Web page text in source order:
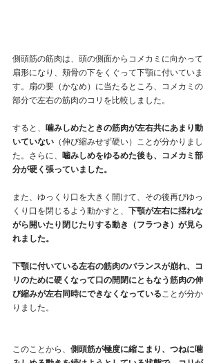
側頭筋の筋肉は、頭の側面からコメカミに向かって
扇形になり、頬骨の下をくぐって下顎に付いていま
す。扇の要（かなめ）に当たるところ、コメカミの
部分で左右の筋肉のコリを比較しました。
すると、 噛みしめたときの筋肉が左右共にあまり動
いていない （伸び縮みせず硬い）ことが分かりまし
た。さらに、 噛みしめをゆるめた後も、コメカミ部
分が硬く張っていました。
また、ゆっくり口を大きく開けて、その後再びゆっ
くり口を閉じるよう動かすと、 下顎が左右に揺れな
がら開いたり閉じたりする動き（フラつき）が見ら
れました。
下顎に付いている左右の筋肉のバランスが崩れ、コ
リのために硬くなって口の開閉にともなう筋肉の伸
び縮みが左右同時にできなくなっていることが分か
りました。
このことから、 側頭筋が極度に縮こまり、つねに噛